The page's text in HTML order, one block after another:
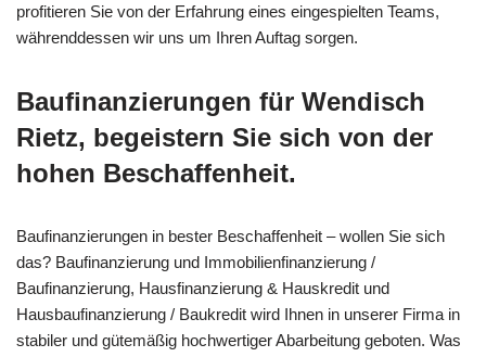
profitieren Sie von der Erfahrung eines eingespielten Teams,
währenddessen wir uns um Ihren Auftag sorgen.
Baufinanzierungen für Wendisch
Rietz, begeistern Sie sich von der
hohen Beschaffenheit.
Baufinanzierungen in bester Beschaffenheit – wollen Sie sich
das? Baufinanzierung und Immobilienfinanzierung /
Baufinanzierung, Hausfinanzierung & Hauskredit und
Hausbaufinanzierung / Baukredit wird Ihnen in unserer Firma in
stabiler und gütemäßig hochwertiger Abarbeitung geboten. Was